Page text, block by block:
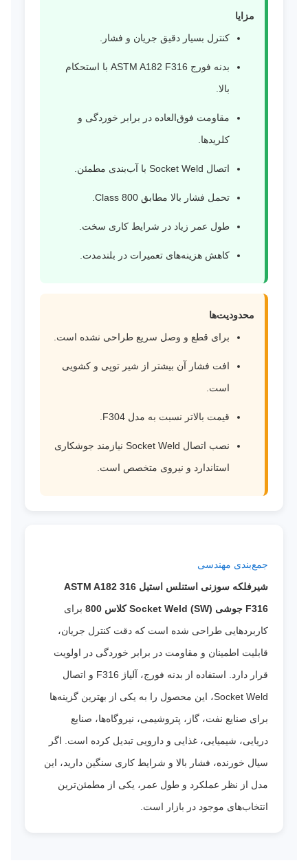
مزایا
کنترل بسیار دقیق جریان و فشار.
بدنه فورج ASTM A182 F316 با استحکام
بالا.
مقاومت فوق‌العاده در برابر خوردگی و
کلریدها.
اتصال Socket Weld با آب‌بندی مطمئن.
تحمل فشار بالا مطابق Class 800.
طول عمر زیاد در شرایط کاری سخت.
کاهش هزینه‌های تعمیرات در بلندمدت.
محدودیت‌ها
برای قطع و وصل سریع طراحی نشده است.
افت فشار آن بیشتر از شیر توپی و کشویی
است.
قیمت بالاتر نسبت به مدل F304.
نصب اتصال Socket Weld نیازمند جوشکاری
استاندارد و نیروی متخصص است.
جمع‌بندی مهندسی
شیرفلکه سوزنی استنلس استیل 316 ASTM A182
F316 جوشی Socket Weld (SW) کلاس 800
برای
کاربردهایی طراحی شده است که دقت کنترل جریان،
قابلیت اطمینان و مقاومت در برابر خوردگی در اولویت
قرار دارد. استفاده از بدنه فورج، آلیاژ F316 و اتصال
Socket Weld، این محصول را به یکی از بهترین گزینه‌ها
برای صنایع نفت، گاز، پتروشیمی، نیروگاه‌ها، صنایع
دریایی، شیمیایی، غذایی و دارویی تبدیل کرده است. اگر
سیال خورنده، فشار بالا و شرایط کاری سنگین دارید، این
مدل از نظر عملکرد و طول عمر، یکی از مطمئن‌ترین
انتخاب‌های موجود در بازار است.